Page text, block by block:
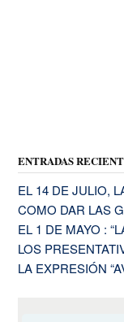
ENTRADAS
EL 14 DE JULIO,
COMO DAR LAS
EL 1 DE MAYO :
LOS
LA EXPRESIÓN